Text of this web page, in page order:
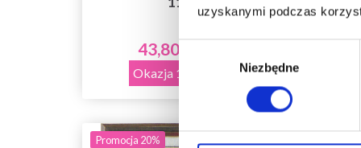
uzyskanymi podczas
Wybór
zgody
Niezbędne
43,80 zł
Okazja 12/08/2026
Promocja 20%